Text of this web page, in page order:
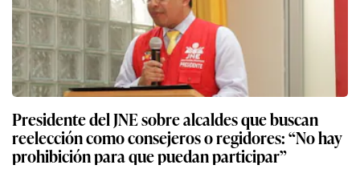
Presidente del JNE sobre alcaldes que buscan
reelección como consejeros o regidores: “No hay
prohibición para que puedan participar”